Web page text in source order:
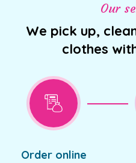
Our
We pick up,
clothes
Order online